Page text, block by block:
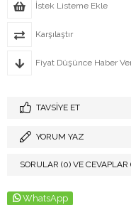
İstek Listeme Ekle
Karşılaştır
Fiyat Düşünce Haber
TAVSIYE ET
YORUM YAZ
SORULAR (0) VE CEVAPLAR
WhatsApp